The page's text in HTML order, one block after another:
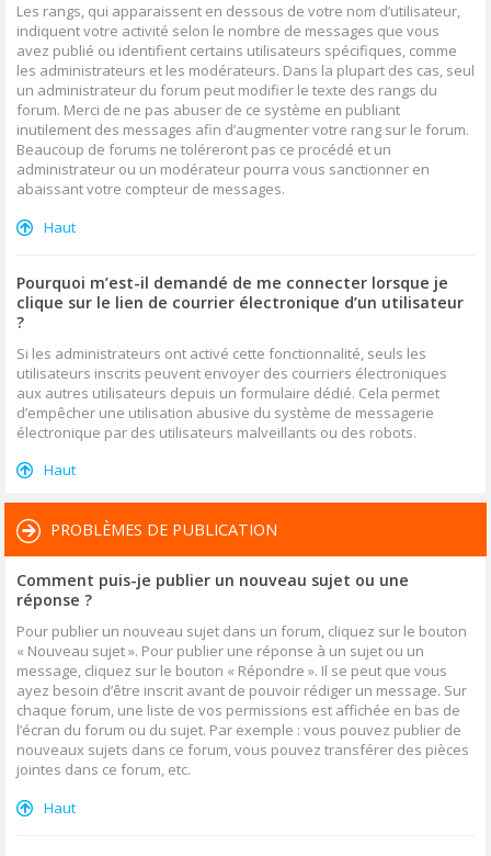
Les rangs, qui apparaissent en dessous de votre nom d’utilisateur,
indiquent votre activité selon le nombre de messages que vous
avez publié ou identifient certains utilisateurs spécifiques, comme
les administrateurs et les modérateurs. Dans la plupart des cas, seul
un administrateur du forum peut modifier le texte des rangs du
forum. Merci de ne pas abuser de ce système en publiant
inutilement des messages afin d’augmenter votre rang sur le forum.
Beaucoup de forums ne toléreront pas ce procédé et un
administrateur ou un modérateur pourra vous sanctionner en
abaissant votre compteur de messages.
Haut
Pourquoi m’est-il demandé de me connecter lorsque je
clique sur le lien de courrier électronique d’un utilisateur
?
Si les administrateurs ont activé cette fonctionnalité, seuls les
utilisateurs inscrits peuvent envoyer des courriers électroniques
aux autres utilisateurs depuis un formulaire dédié. Cela permet
d’empêcher une utilisation abusive du système de messagerie
électronique par des utilisateurs malveillants ou des robots.
Haut
PROBLÈMES DE PUBLICATION
Comment puis-je publier un nouveau sujet ou une
réponse ?
Pour publier un nouveau sujet dans un forum, cliquez sur le bouton
« Nouveau sujet ». Pour publier une réponse à un sujet ou un
message, cliquez sur le bouton « Répondre ». Il se peut que vous
ayez besoin d’être inscrit avant de pouvoir rédiger un message. Sur
chaque forum, une liste de vos permissions est affichée en bas de
l’écran du forum ou du sujet. Par exemple : vous pouvez publier de
nouveaux sujets dans ce forum, vous pouvez transférer des pièces
jointes dans ce forum, etc.
Haut